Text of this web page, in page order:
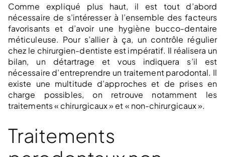
Comme expliqué plus haut, il est tout d’abord
nécessaire de s’intéresser à l’ensemble des facteurs
favorisants et d’avoir une hygiène bucco-dentaire
méticuleuse. Pour s’allier à ça, un contrôle régulier
chez le chirurgien-dentiste est impératif. Il réalisera un
bilan, un détartrage et vous indiquera s’il est
nécessaire d’entreprendre un traitement parodontal. Il
existe une multitude d’approches et de prises en
charge possibles, on retrouve notamment les
traitements « chirurgicaux » et « non-chirurgicaux ».
Traitements